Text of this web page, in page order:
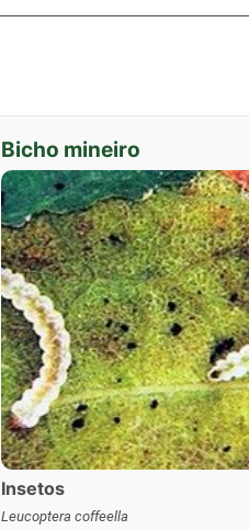
Bicho mineiro
Insetos
Leucoptera coffeella